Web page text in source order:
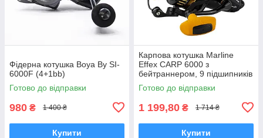
Фідерна котушка Boya By SI-
6000F (4+1bb)
Готово до відправки
980 ₴ 1 400 ₴
Купити
Карпова котушка Marline
Effex CARP 6000 з
бейтраннером, 9 підшипників
Готово до відправки
1 199,80 ₴ 1 714 ₴
Купити